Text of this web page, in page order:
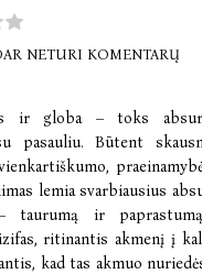
NETURI KOMENTARŲ
ir globa – toks
pasauliu. Būtent
lemia svarbiausius
taurumą ir
ritinantis akmenį į
kad tas akmuo